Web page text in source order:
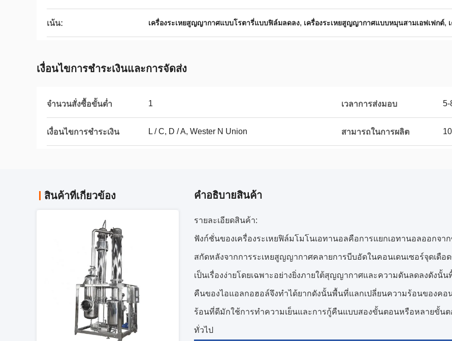
เน้น: เครื่องระเหยสูญญากาศแบบโรตารี่แบบฟิล์มลดลง, เครื่องระเหยสูญญากาศแบบหมุนสามเอฟเฟกต์,
เงื่อนไขการชําระเงินและการจัดส่ง
จำนวนสั่งซื้อขั้นต่ำ 1 เวลาการส่งมอบ 5-
เงื่อนไขการชำระเงิน L / C, D / A, Wester N Union สามารถในการผลิต
สินค้าที่เกี่ยวข้อง คําอธิบายสินค้า
รายละเอียดสินค้า:
ฟังก์ชั่นของเครื่องระเหยฟิล์มโมโนเอทานอลคือการแยกเอทานอลออกจ
สกัดหลังจากการระเหยสูญญากาศคลายการบีบอัดในคอนเดนเซอร์จุดเดือ
เป็นเรื่องง่ายโดยเฉพาะอย่างยิ่งภายใต้สุญญากาศและความดันลดลงดังนั้
คืนของไอแอลกอฮอล์จึงทำได้ยากดังนั้นพื้นที่แลกเปลี่ยนความร้อนของคอ
ร้อนที่ดีมักใช้การทำความเย็นและการกู้คืนแบบสองขั้นตอนหรือหลายขั้นต
ทั่วไป